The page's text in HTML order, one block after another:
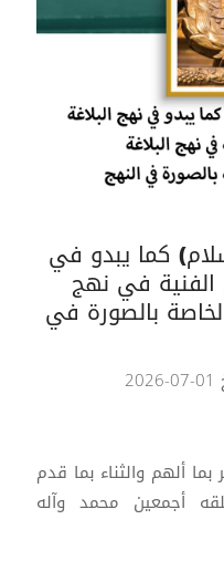
كما يبدو في
الفنية في نهج
الخاصة بالصورة في
ألهم والثناء بما قدم
أجمعين محمد وآله